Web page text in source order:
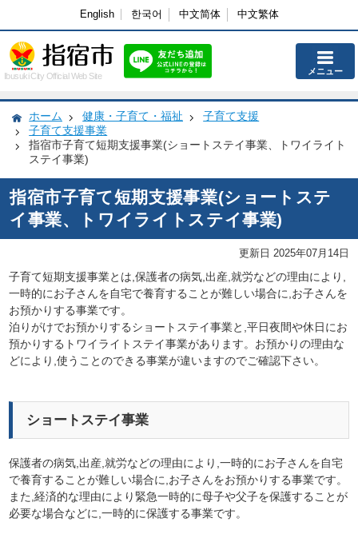
English 한국어 中文简体 中文繁体
Ibusuki City Official Web Site メニュー
ホーム 健康・子育て・福祉
子育て支援
子育て支援事業
指宿市子育て短期支援事業(ショートステイ事業、トワイライト
ステイ事業)
指宿市子育て短期支援事業(ショートステ
イ事業、トワイライトステイ事業)
更新日 2025年07月14日
子育て短期支援事業とは,保護者の病気,出産,就労などの理由により,
一時的にお子さんを自宅で養育することが難しい場合に,お子さんを
お預かりする事業です。
泊りがけでお預かりするショートステイ事業と,平日夜間や休日にお
預かりするトワイライトステイ事業があります。お預かりの理由な
どにより,使うことのできる事業が違いますのでご確認下さい。
ショートステイ事業
保護者の病気,出産,就労などの理由により,一時的にお子さんを自宅
で養育することが難しい場合に,お子さんをお預かりする事業です。
また,経済的な理由により緊急一時的に母子や父子を保護することが
必要な場合などに,一時的に保護する事業です。